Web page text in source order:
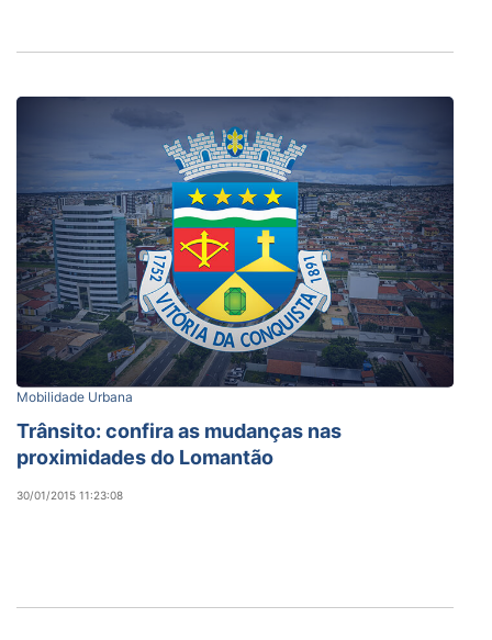
Mobilidade Urbana
Trânsito: confira as mudanças nas
proximidades do Lomantão
30/01/2015 11:23:08